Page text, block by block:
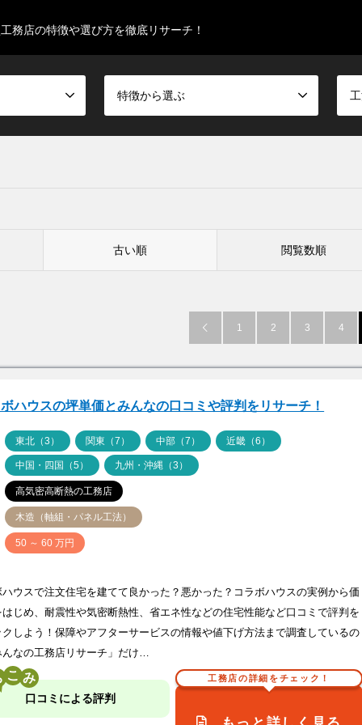
務店の特徴や選び方を徹底リサーチ！
特徴から選ぶ
古い順 閲覧数順
 1 2 3 4
ハウスの坪単価とみんなの口コミや評判をリサーチ！
東北（3） 関東（7） 中部（7） 近畿（6）
中国・四国（5） 九州・沖縄（3）
高気密高断熱の工務店
木造（軸組・パネル工法）
50 ～ 60 万円
ハウスで注文住宅を建てて良かった？悪かった？コラボハウスの実例から価
はじめ、耐震性や気密断熱性、省エネ性などの住宅性能など口コミで評判を
クしよう！保障やアフターサービスの情報や値下げ方法まで調査しているの
んなの工務店リサーチ」だけ…
こ
口コミによる評判
工務店の詳細をチェック！